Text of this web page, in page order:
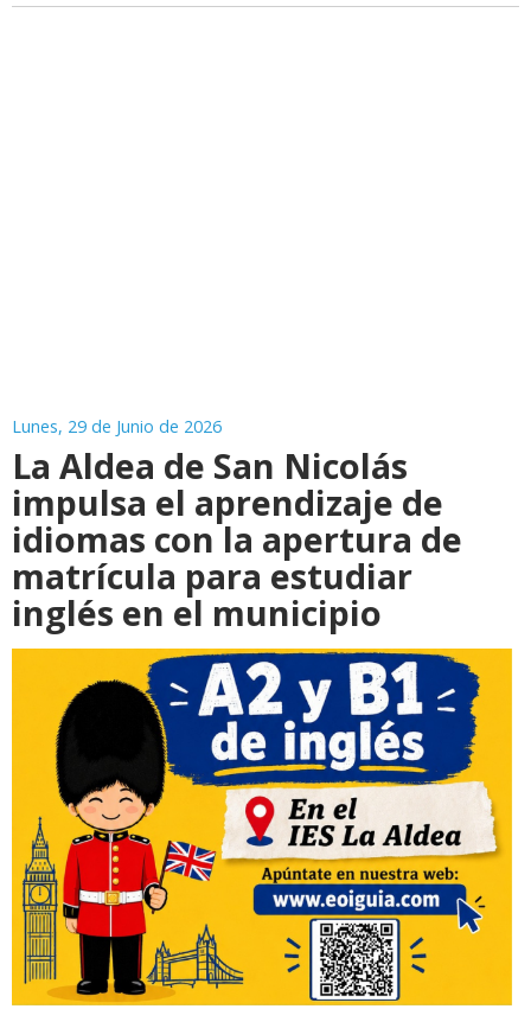
Lunes, 29 de Junio de 2026
La Aldea de San Nicolás
impulsa el aprendizaje de
idiomas con la apertura de
matrícula para estudiar
inglés en el municipio